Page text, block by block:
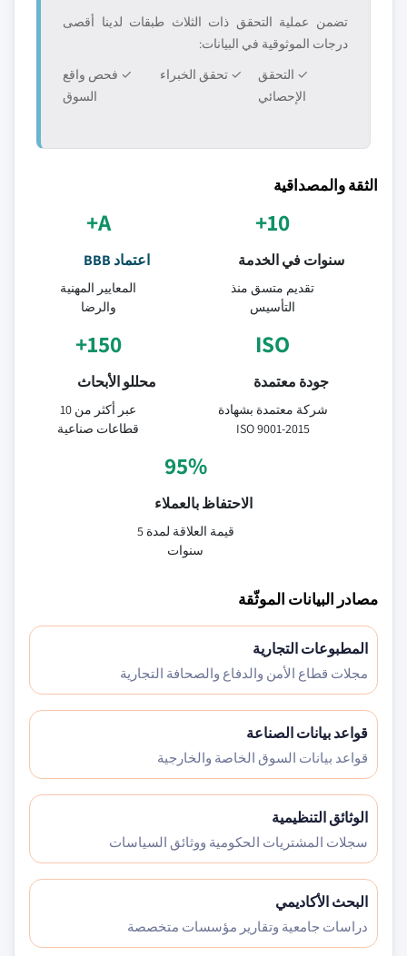
تضمن عملية التحقق ذات الثلاث طبقات لدينا أقصى
درجات الموثوقية في البيانات:
✓ التحقق
الإحصائي
✓ تحقق الخبراء
✓ فحص واقع
السوق
الثقة والمصداقية
10+
سنوات في الخدمة
تقديم متسق منذ
التأسيس
A+
اعتماد BBB
المعايير المهنية
والرضا
ISO
جودة معتمدة
شركة معتمدة بشهادة
ISO 9001-2015
150+
محللو الأبحاث
عبر أكثر من 10
قطاعات صناعية
95%
الاحتفاظ بالعملاء
قيمة العلاقة لمدة 5
سنوات
مصادر البيانات الموثّقة
المطبوعات التجارية
مجلات قطاع الأمن والدفاع والصحافة التجارية
قواعد بيانات الصناعة
قواعد بيانات السوق الخاصة والخارجية
الوثائق التنظيمية
سجلات المشتريات الحكومية ووثائق السياسات
البحث الأكاديمي
دراسات جامعية وتقارير مؤسسات متخصصة